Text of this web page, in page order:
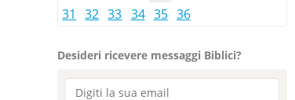
31
32 33 34 35 36
Desideri ricevere messaggi Biblici?